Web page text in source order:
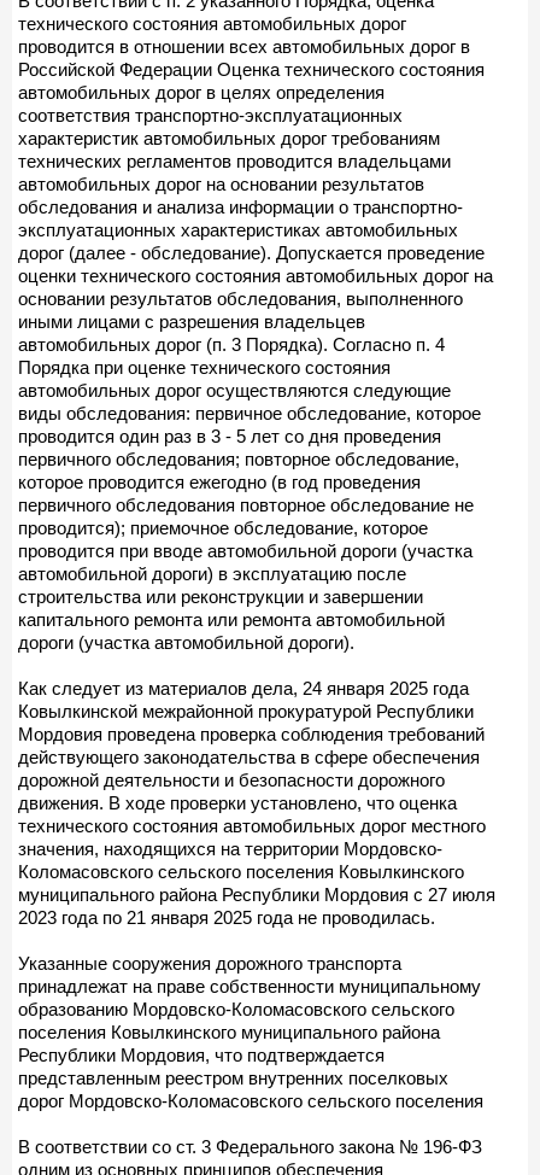
технического состояния автомобильных дорог
проводится в отношении всех автомобильных дорог в
Российской Федерации Оценка технического состояния
автомобильных дорог в целях определения
соответствия транспортно-эксплуатационных
характеристик автомобильных дорог требованиям
технических регламентов проводится владельцами
автомобильных дорог на основании результатов
обследования и анализа информации о транспортно-
эксплуатационных характеристиках автомобильных
дорог (далее - обследование). Допускается проведение
оценки технического состояния автомобильных дорог на
основании результатов обследования, выполненного
иными лицами с разрешения владельцев
автомобильных дорог (п. 3 Порядка). Согласно п. 4
Порядка при оценке технического состояния
автомобильных дорог осуществляются следующие
виды обследования: первичное обследование, которое
проводится один раз в 3 - 5 лет со дня проведения
первичного обследования; повторное обследование,
которое проводится ежегодно (в год проведения
первичного обследования повторное обследование не
проводится); приемочное обследование, которое
проводится при вводе автомобильной дороги (участка
автомобильной дороги) в эксплуатацию после
строительства или реконструкции и завершении
капитального ремонта или ремонта автомобильной
дороги (участка автомобильной дороги).
Как следует из материалов дела, 24 января 2025 года
Ковылкинской межрайонной прокуратурой Республики
Мордовия проведена проверка соблюдения требований
действующего законодательства в сфере обеспечения
дорожной деятельности и безопасности дорожного
движения. В ходе проверки установлено, что оценка
технического состояния автомобильных дорог местного
значения, находящихся на территории Мордовско-
Коломасовского сельского поселения Ковылкинского
муниципального района Республики Мордовия с 27 июля
2023 года по 21 января 2025 года не проводилась.
Указанные сооружения дорожного транспорта
принадлежат на праве собственности муниципальному
образованию Мордовско-Коломасовского сельского
поселения Ковылкинского муниципального района
Республики Мордовия, что подтверждается
представленным реестром внутренних поселковых
дорог Мордовско-Коломасовского сельского поселения
В соответствии со ст. 3 Федерального закона № 196-ФЗ
одним из основных принципов обеспечения